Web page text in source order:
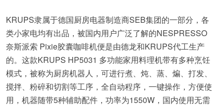
KRUPS隶属于德国厨房电器制造商SEB集团的一部分，各
类小家电均有出品，被国内用户广泛了解的NESPRESSO
奈斯派索 Pixie胶囊咖啡机便是由德龙和KRUPS代工生产
的。这款KRUPS HP5031 多功能家用料理机带有多种烹饪
模式，被称为厨房机器人，可进行煮、炖、蒸、煸、打发、
搅拌、粉碎和切割等工序，全自动程序，一键操作，方便使
用，机器随带5种辅助配件，功率为1550W，国内使用无需